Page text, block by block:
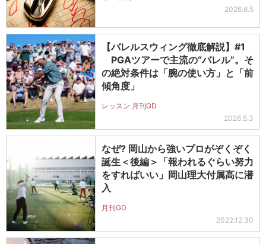
2026.6.5
【バレルスウィング徹底解説】#1
PGAツアーで主流の“バレル”。そ
の絶対条件は「腕の使い方」と「前
傾角度」
レッスン 月刊GD
2026.5.3
なぜ? 岡山から強いプロがぞくぞく
誕生＜後編＞「報われるぐらい努力
をすればいい」岡山理大付属高に潜
入
月刊GD
2022.12.30